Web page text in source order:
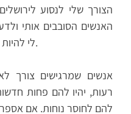
הצורך שלי לנסוע
האנשים הסובבים אותי
לי להיות ומאיזו קבוצה כדאי לי להתרחק.
אנשים שמרגישים צורך
רעות, יהיו להם פחות
להם לחוסר נוחות. אם